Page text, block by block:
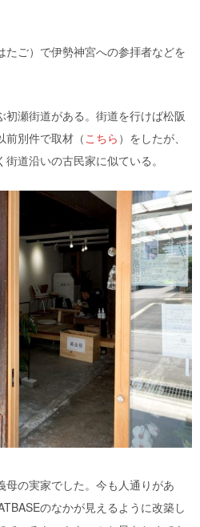
たご）で伊勢神宮への参拝者などを
瀬街道がある。街道を行けば松阪
前別件で取材（ こちら ）をしたが、
道沿いの古民家に似ている。
母の実家でした。今も人通りがあ
のなかが見えるように改築し